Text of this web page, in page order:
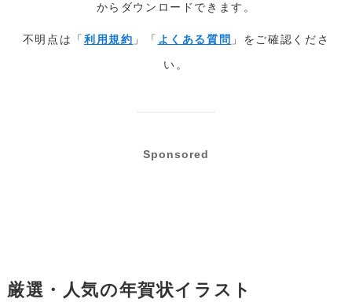
からダウンロードできます。
不明点は「 利用規約 」「 よくある質問 」をご確認くださ
い。
Sponsored
厳選・人気の年賀状イラスト